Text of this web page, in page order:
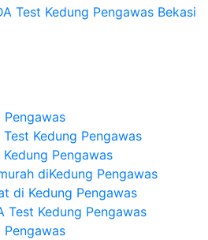
Test Kedung Pengawas Bekasi
Pengawas
Kedung Pengawas
Pengawas
diKedung Pengawas
di Kedung Pengawas
Test Kedung Pengawas
Pengawas